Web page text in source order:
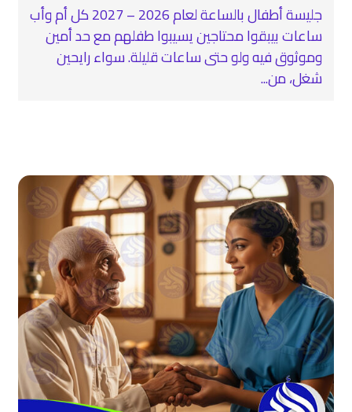
جليسة أطفال بالساعة لعام 2026 – 2027 كل أم وأب
ساعات بيبقوا محتاجين يسيبوا طفلهم مع حد أمين
وموثوق فيه ولو حتى ساعات قليلة. سواء رايحين
شغل، من...